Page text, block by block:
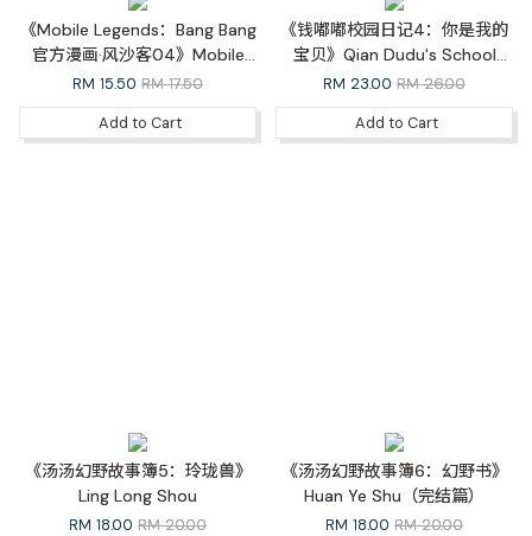
《Mobile Legends：Bang Bang
官方漫画·风沙客04》Mobile
Legends: Bang Bang Official
Comic Outlaw 04
RM 15.50 RM 17.50
Add to Cart
《钱嘟嘟校园日记4：你是我的
宝贝》Qian Dudu's School
Diary 4: You are My Baby（完
结篇）
RM 23.00 RM 26.00
Add to Cart
《汤汤幻野故事簿5：玲珑兽》
Ling Long Shou
RM 18.00 RM 20.00
《汤汤幻野故事簿6：幻野书》
Huan Ye Shu（完结篇）
RM 18.00 RM 20.00